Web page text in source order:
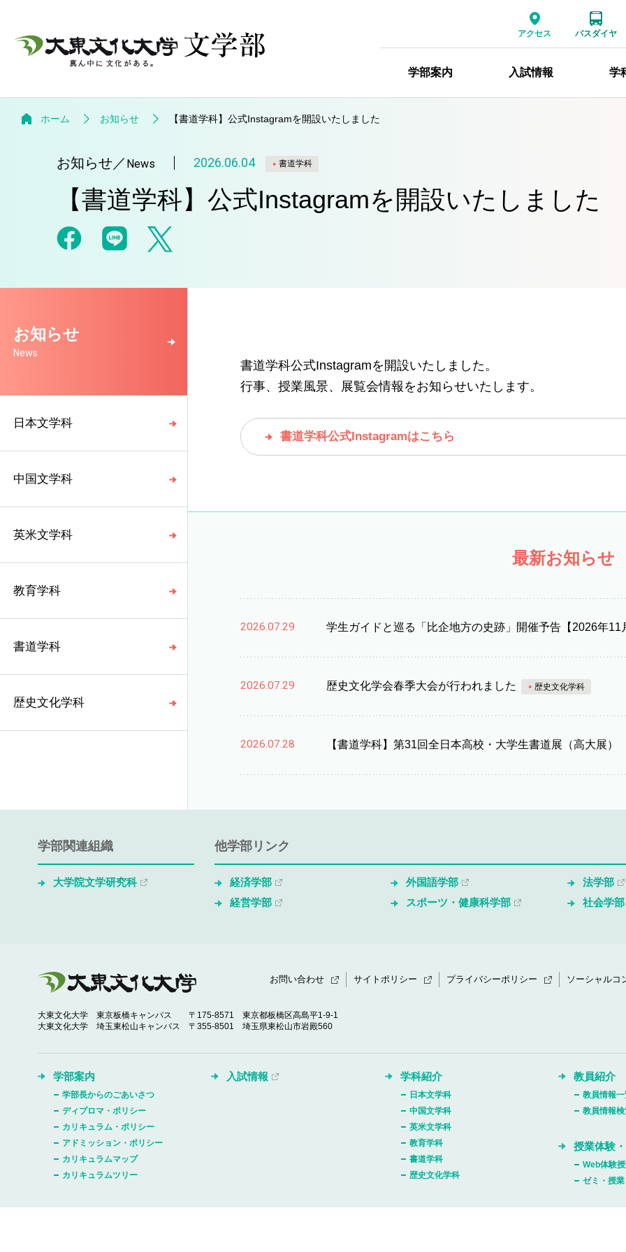
アクセス バスダイヤ
学部案内 入試情報 学
ホーム お知らせ 【書道学科】公式Instagramを開設いたしました
お知らせ／ News 2026.06.04 書道学科
【書道学科】公式Instagramを開設いたしました
お知らせ
News
日本文学科
中国文学科
英米文学科
教育学科
書道学科
歴史文化学科
書道学科公式Instagramを開設いたしました。
行事、授業風景、展覧会情報をお知らせいたします。
書道学科公式Instagramはこちら
最新お知らせ
2026.07.29 学生ガイドと巡る「比企地方の史跡」開催予告【2026年11
2026.07.29 歴史文化学会春季大会が行われました 歴史文化学科
2026.07.28 【書道学科】第31回全日本高校・大学生書道展（高大展
学部関連組織
大学院文学研究科
他学部リンク
経済学部 外国語学部
法学部
経営学部
スポーツ・健康科学部 社会学部
大東文化大学 東京板橋キャンパス
〒175-8571 東京都板橋区高島平1-9-1
大東文化大学 埼玉東松山キャンパス
〒355-8501 埼玉県東松山市岩殿560
お問い合わせ サイトポリシー プライバシーポリシー ソーシャルコ
学部案内
学部長からのごあいさつ
ディプロマ・ポリシー
カリキュラム・ポリシー
アドミッション・ポリシー
カリキュラムマップ
カリキュラムツリー
入試情報 学科紹介
日本文学科
中国文学科
英米文学科
教育学科
書道学科
歴史文化学科
教員紹介
教員情報
教員情報
授業体験
Web体験
ゼミ・授業